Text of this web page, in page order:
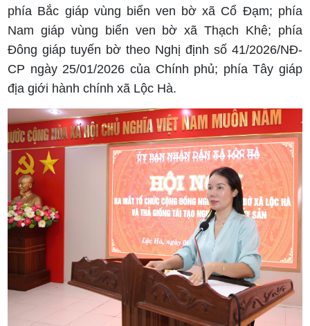
phía Bắc giáp vùng biển ven bờ xã Cổ Đạm; phía
Nam giáp vùng biển ven bờ xã Thạch Khê; phía
Đông giáp tuyến bờ theo Nghị định số 41/2026/NĐ-
CP ngày 25/01/2026 của Chính phủ; phía Tây giáp
địa giới hành chính xã Lộc Hà.